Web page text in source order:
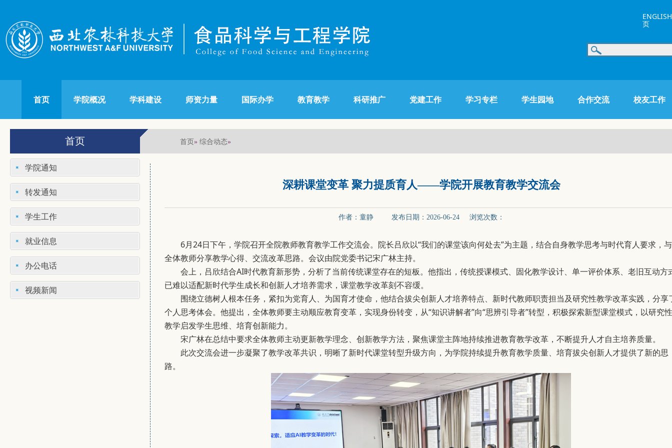
ENGLISH
页
首页 学院概况 学科建设 师资力量 国际办学 教育教学 科研推广 党建工作 学习专栏 学生园地 合作交流 校友工作
首页 首页» 综合动态»
学院通知
转发通知
学生工作
就业信息
办公电话
视频新闻
深耕课堂变革 聚力提质育人——学院开展教育教学交流会
作者：童静 发布日期：2026-06-24 浏览次数：
6月24日下午，学院召开全院教师教育教学工作交流会。院长吕欣以“我们的课堂该向何处去”为主题，结合自身教学思考与时代育人要求，与
全体教师分享教学心得、交流改革思路。会议由院党委书记宋广林主持。
会上，吕欣结合AI时代教育新形势，分析了当前传统课堂存在的短板。他指出，传统授课模式、固化教学设计、单一评价体系、老旧互动方
已难以适配新时代学生成长和创新人才培养需求，课堂教学改革刻不容缓。
围绕立德树人根本任务，紧扣为党育人、为国育才使命，他结合拔尖创新人才培养特点、新时代教师职责担当及研究性教学改革实践，分享
个人思考体会。他提出，全体教师要主动顺应教育变革，实现身份转变，从“知识讲解者”向“思辨引导者”转型，积极探索新型课堂模式，以研究性
教学启发学生思维、培育创新能力。
宋广林在总结中要求全体教师主动更新教学理念、创新教学方法，聚焦课堂主阵地持续推进教育教学改革，不断提升人才自主培养质量。
此次交流会进一步凝聚了教学改革共识，明晰了新时代课堂转型升级方向，为学院持续提升教育教学质量、培育拔尖创新人才提供了新的思
路。